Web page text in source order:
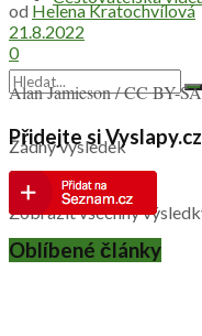
Žádný výsledek
Zobrazit všechny
od Helena Kratochvílová
21.8.2022
0
Alan Jamieson / CC BY-
Přidejte si
Oblíbené články